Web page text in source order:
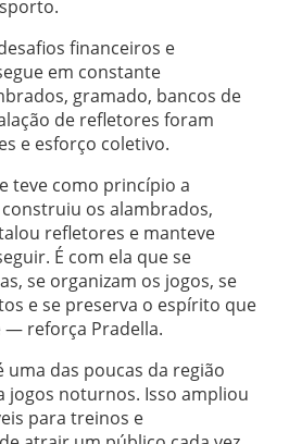
financeiros e
em constante
gramado, bancos de
de refletores foram
e esforço coletivo.
teve como princípio a
os alambrados,
refletores e manteve
É com ela que se
se organizam os jogos, se
e se preserva o espírito que
— reforça Pradella.
uma das poucas da região
jogos noturnos. Isso ampliou
para treinos e